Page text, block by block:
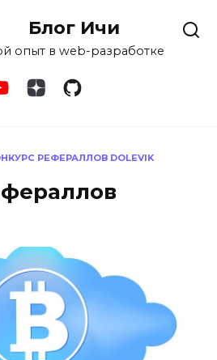
Блог Ичи
опыт в web-разработке
РЕФЕРАЛЛОВ DOLEVIK